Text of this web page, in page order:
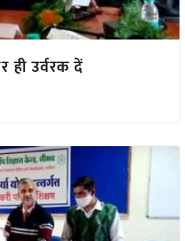
ही उर्वरक दें